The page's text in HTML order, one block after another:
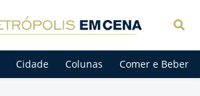
Cidade Colunas Comer e Beber